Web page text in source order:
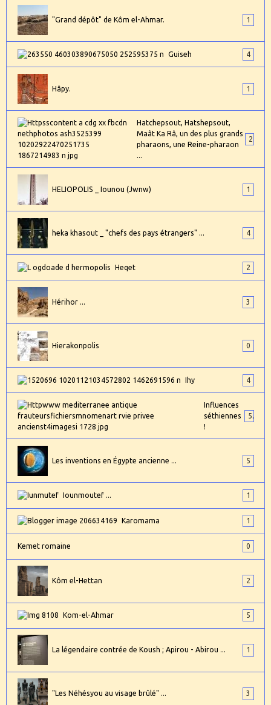
"Grand dépôt" de Kôm el-Ahmar. 1
Guiseh 4
Hâpy. 1
Hatchepsout, Hatshepsout,
Maât Ka Râ, un des plus grands
pharaons, une Reine-pharaon
...
HELIOPOLIS _ Iounou (Jwnw) 1
heka khasout _ "chefs des pays étrangers" ... 4
Heqet 2
Hérihor ... 3
Hierakonpolis 0
Ihy 4
Influences
séthiennes
!
5
Les inventions en Égypte ancienne ... 5
Iounmoutef ... 1
Karomama 1
Kemet romaine 0
Kôm el-Hettan 2
Kom-el-Ahmar 5
La légendaire contrée de Koush ; Apirou - Abirou ... 1
"Les Néhésyou au visage brûlé" ... 3